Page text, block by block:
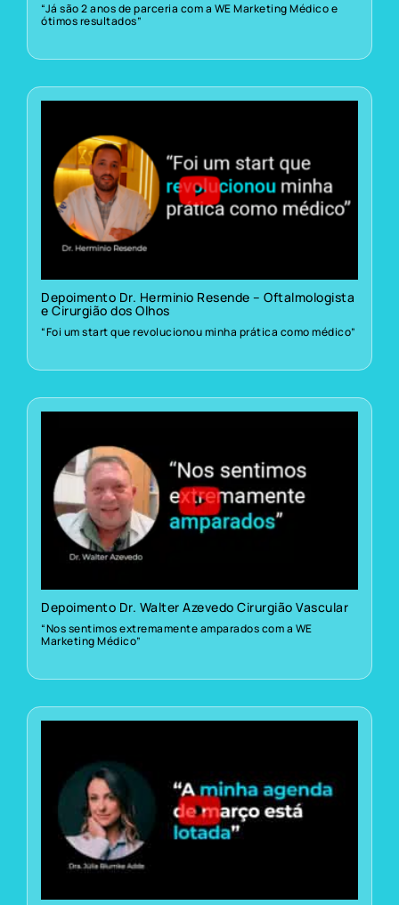
“Já são 2 anos de parceria com a WE Marketing Médico e
ótimos resultados”
Depoimento Dr. Herminio Resende – Oftalmologista
e Cirurgião dos Olhos
“Foi um start que revolucionou minha prática como médico”
Depoimento Dr. Walter Azevedo Cirurgião Vascular
“Nos sentimos extremamente amparados com a WE
Marketing Médico”